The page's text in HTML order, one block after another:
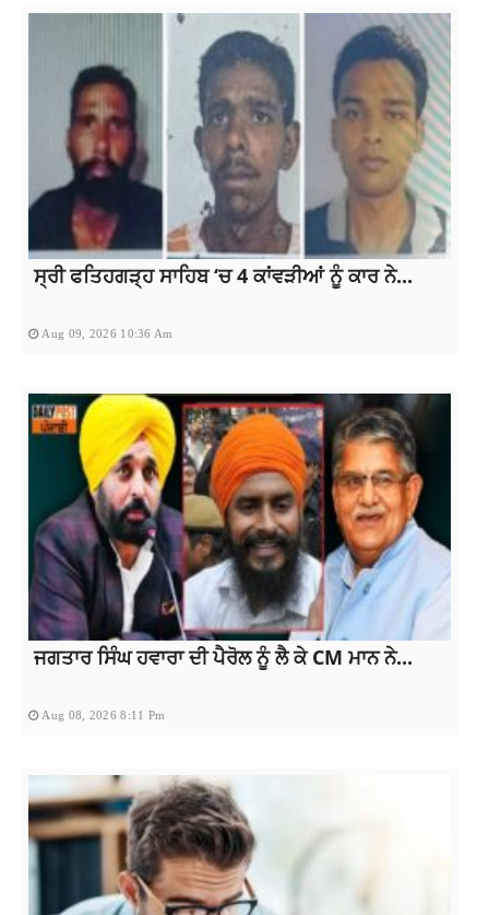
ਸ੍ਰੀ ਫਤਿਹਗੜ੍ਹ ਸਾਹਿਬ ‘ਚ 4 ਕਾਂਵੜੀਆਂ ਨੂੰ ਕਾਰ ਨੇ...
Aug 09, 2026 10:36 Am
ਜਗਤਾਰ ਸਿੰਘ ਹਵਾਰਾ ਦੀ ਪੈਰੋਲ ਨੂੰ ਲੈ ਕੇ CM ਮਾਨ ਨੇ...
Aug 08, 2026 8:11 Pm